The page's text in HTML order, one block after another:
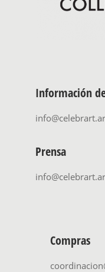
Información
Prensa
Compras